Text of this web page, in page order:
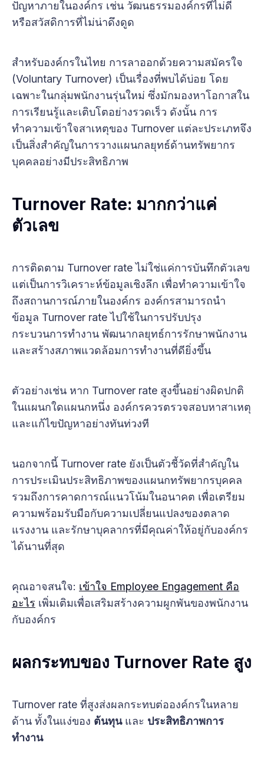
ปัญหาภายในองค์กร เช่น วัฒนธรรมองค์กรที่ไม่ดี
หรือสวัสดิการที่ไม่น่าดึงดูด
สำหรับองค์กรในไทย การลาออกด้วยความสมัครใจ
(Voluntary Turnover) เป็นเรื่องที่พบได้บ่อย โดย
เฉพาะในกลุ่มพนักงานรุ่นใหม่ ซึ่งมักมองหาโอกาสใน
การเรียนรู้และเติบโตอย่างรวดเร็ว ดังนั้น การ
ทำความเข้าใจสาเหตุของ Turnover แต่ละประเภทจึง
เป็นสิ่งสำคัญในการวางแผนกลยุทธ์ด้านทรัพยากร
บุคคลอย่างมีประสิทธิภาพ
Turnover Rate: มากกว่าแค่
ตัวเลข
การติดตาม Turnover rate ไม่ใช่แค่การบันทึกตัวเลข
แต่เป็นการวิเคราะห์ข้อมูลเชิงลึก เพื่อทำความเข้าใจ
ถึงสถานการณ์ภายในองค์กร องค์กรสามารถนำ
ข้อมูล Turnover rate ไปใช้ในการปรับปรุง
กระบวนการทำงาน พัฒนากลยุทธ์การรักษาพนักงาน
และสร้างสภาพแวดล้อมการทำงานที่ดียิ่งขึ้น
ตัวอย่างเช่น หาก Turnover rate สูงขึ้นอย่างผิดปกติ
ในแผนกใดแผนกหนึ่ง องค์กรควรตรวจสอบหาสาเหตุ
และแก้ไขปัญหาอย่างทันท่วงที
นอกจากนี้ Turnover rate ยังเป็นตัวชี้วัดที่สำคัญใน
การประเมินประสิทธิภาพของแผนกทรัพยากรบุคคล
รวมถึงการคาดการณ์แนวโน้มในอนาคต เพื่อเตรียม
ความพร้อมรับมือกับความเปลี่ยนแปลงของตลาด
แรงงาน และรักษาบุคลากรที่มีคุณค่าให้อยู่กับองค์กร
ได้นานที่สุด
คุณอาจสนใจ: เข้าใจ Employee Engagement คือ
อะไร เพิ่มเติมเพื่อเสริมสร้างความผูกพันของพนักงาน
กับองค์กร
ผลกระทบของ Turnover Rate สูง
Turnover rate ที่สูงส่งผลกระทบต่อองค์กรในหลาย
ด้าน ทั้งในแง่ของ ต้นทุนและ ประสิทธิภาพการ
ทำงาน